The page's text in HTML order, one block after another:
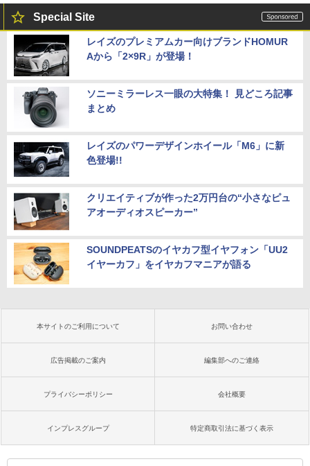
Special Site
レイズのプレミアムカー向けブランドHOMUR
Aから「2×9R」が登場！
ソニーミラーレス一眼の大特集！ 見どころ記事
まとめ
レイズのパワーデザインホイール「M6」に新
色登場!!
クリエイティブが作った2万円台の“小さなピュ
アオーディオスピーカー”
SOUNDPEATSのイヤカフ型イヤフォン「UU2
イヤーカフ」をイヤカフマニアが語る
本サイトのご利用について お問い合わせ
広告掲載のご案内 編集部へのご連絡
プライバシーポリシー 会社概要
インプレスグループ 特定商取引法に基づく表示